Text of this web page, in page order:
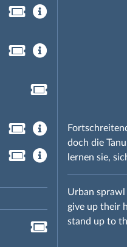
doch die
lernen sie,
Urban
give up their
stand up to